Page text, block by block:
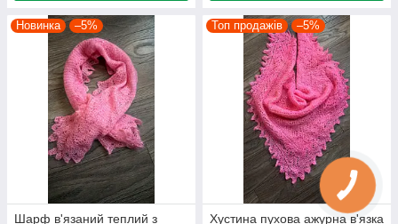
Новинка –5%
Шарф в'язаний теплий з
Топ продажів –5%
Хустина пухова ажурна в'язка